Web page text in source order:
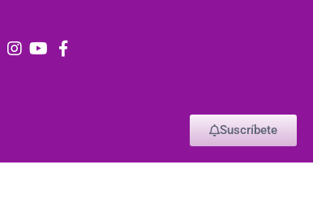
Suscríbete